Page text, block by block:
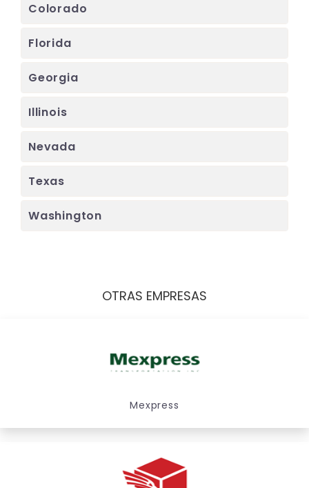
Colorado
Florida
Georgia
Illinois
Nevada
Texas
Washington
OTRAS EMPRESAS
Mexpress